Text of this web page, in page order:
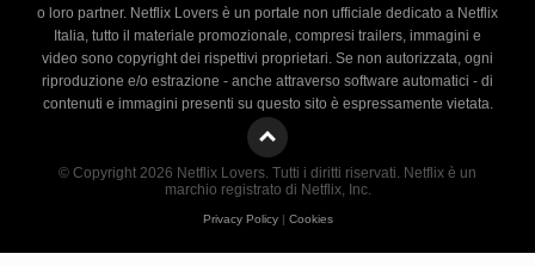
o loro partner. Netflix Lovers è un portale non ufficiale dedicato a Netflix
Italia, tutto il materiale promozionale, compresi trailers, immagini e
video sono copyright dei rispettivi proprietari. Se non autorizzata, ogni
riproduzione e/o estrazione - anche attraverso software automatici - di
contenuti e immagini presenti su questo sito è espressamente vietata.
© Copyright 2026 Netflix Lovers. Tutti i diritti riservati. Netflix è un
marchio registrato di Netflix, Inc.
Privacy Policy| Cookies